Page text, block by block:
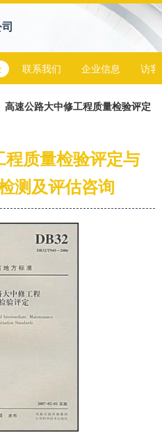
联系我们 企业信息 访客
高速公路大中修工程质量检验评定
程质量检验评定与
测及评估咨询